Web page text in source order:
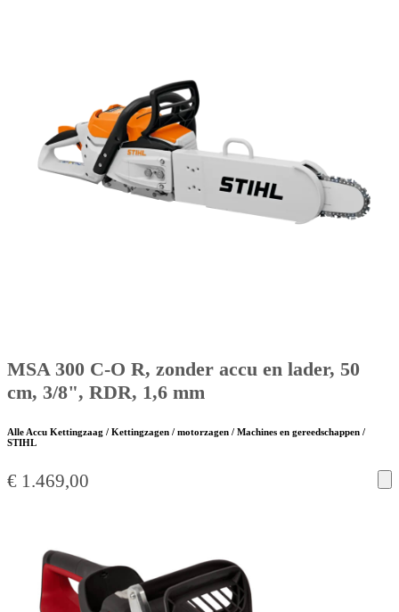
MSA 300 C-O R, zonder accu en lader, 50
cm, 3/8", RDR, 1,6 mm
Alle Accu Kettingzaag / Kettingzagen / motorzagen / Machines en gereedschappen /
STIHL
€ 1.469,00